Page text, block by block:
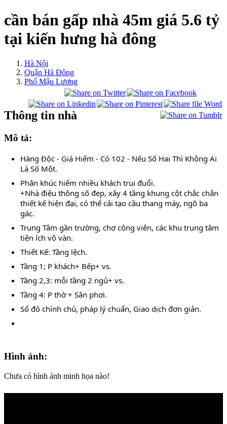
cần bán gấp nhà 45m giá 5.6 tỷ
tại kiến hưng hà đông
Hà Nội
Quận Hà Đông
Phố Mậu Lương
Thông tin nhà
Mô tả:
Hàng Độc - Giá Hiếm - Có 102 - Nếu Số Hai Thì Không Ai
Là Số Một.
Phân khúc hiếm nhiều khách trui đuổi.
+Nhà điệu thông số đẹp, xây 4 tầng khung cột chắc chắn
thiết kế hiện đại, có thể cải tạo cầu thang máy, ngõ ba
gác.
Trung Tâm gần trường, chợ công viên, các khu trung tâm
tiện ích vô vàn.
Thiết Kế: Tầng lệch.
Tầng 1; P khách+ Bếp+ vs.
Tầng 2,3: mỗi tầng 2 ngủ+ vs.
Tầng 4: P thờ + Sân phơi.
Sổ đỏ chính chủ, pháp lý chuẩn, Giao dịch đơn giản.
Hình ảnh:
Chưa có hình ảnh minh họa nào!